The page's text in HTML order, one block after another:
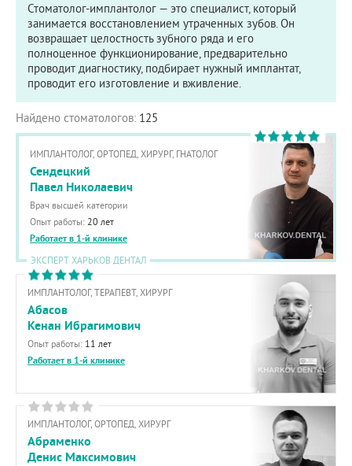
Стоматолог-имплантолог — это специалист, который
занимается восстановлением утраченных зубов. Он
возвращает целостность зубного ряда и его
полноценное функционирование, предварительно
проводит диагностику, подбирает нужный имплантат,
проводит его изготовление и вживление.
Найдено стоматологов: 125
ИМПЛАНТОЛОГ, ОРТОПЕД, ХИРУРГ, ГНАТОЛОГ
Сендецкий
Павел Николаевич
Врач высшей категории
Опыт работы: 20 лет
Работает в 1-й клинике
ЭКСПЕРТ ХАРЬКОВ ДЕНТАЛ
ИМПЛАНТОЛОГ, ТЕРАПЕВТ, ХИРУРГ
Абасов
Кенан Ибрагимович
Опыт работы: 11 лет
Работает в 1-й клинике
ИМПЛАНТОЛОГ, ОРТОПЕД, ХИРУРГ
Абраменко
Денис Максимович